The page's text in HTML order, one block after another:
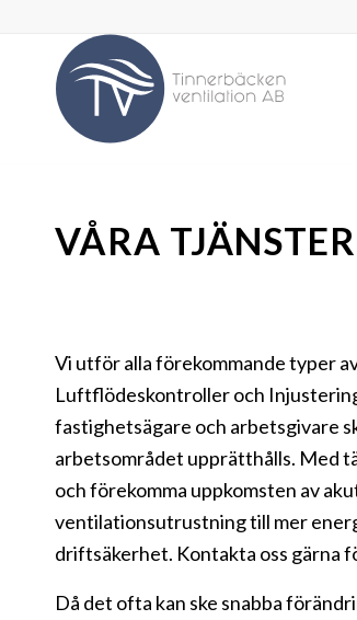
VÅRA TJÄNSTER
Vi utför alla förekommande typer
Luftflödeskontroller och
fastighetsägare och arbetsgivare
arbetsområdet upprätthålls. Med
och förekomma uppkomsten av
ventilationsutrustning till mer
driftsäkerhet. Kontakta oss gärna
Då det ofta kan ske snabba